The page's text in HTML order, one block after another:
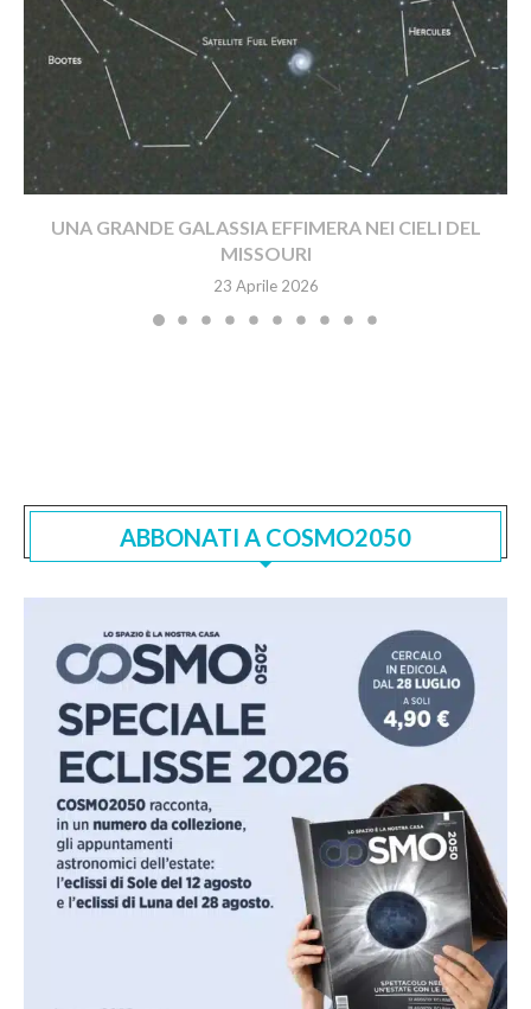
UNA GRANDE GALASSIA EFFIMERA NEI CIELI DEL
MISSOURI
23 Aprile 2026
ABBONATI A COSMO2050